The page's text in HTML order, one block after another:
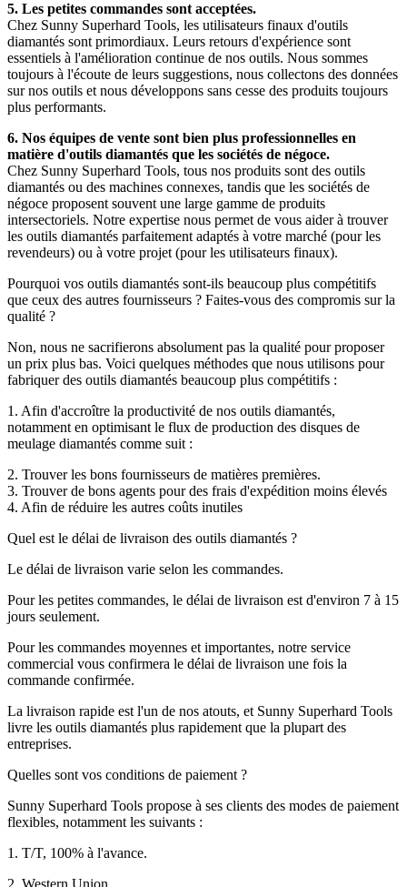
5. Les petites commandes sont acceptées.
Chez Sunny Superhard Tools, les utilisateurs finaux d'outils
diamantés sont primordiaux. Leurs retours d'expérience sont
essentiels à l'amélioration continue de nos outils. Nous sommes
toujours à l'écoute de leurs suggestions, nous collectons des données
sur nos outils et nous développons sans cesse des produits toujours
plus performants.
6. Nos équipes de vente sont bien plus professionnelles en
matière d'outils diamantés que les sociétés de négoce.
Chez Sunny Superhard Tools, tous nos produits sont des outils
diamantés ou des machines connexes, tandis que les sociétés de
négoce proposent souvent une large gamme de produits
intersectoriels. Notre expertise nous permet de vous aider à trouver
les outils diamantés parfaitement adaptés à votre marché (pour les
revendeurs) ou à votre projet (pour les utilisateurs finaux).
Pourquoi vos outils diamantés sont-ils beaucoup plus compétitifs
que ceux des autres fournisseurs ? Faites-vous des compromis sur la
qualité ?
Non, nous ne sacrifierons absolument pas la qualité pour proposer
un prix plus bas. Voici quelques méthodes que nous utilisons pour
fabriquer des outils diamantés beaucoup plus compétitifs :
1. Afin d'accroître la productivité de nos outils diamantés,
notamment en optimisant le flux de production des disques de
meulage diamantés comme suit :
2. Trouver les bons fournisseurs de matières premières.
3. Trouver de bons agents pour des frais d'expédition moins élevés
4. Afin de réduire les autres coûts inutiles
Quel est le délai de livraison des outils diamantés ?
Le délai de livraison varie selon les commandes.
Pour les petites commandes, le délai de livraison est d'environ 7 à 15
jours seulement.
Pour les commandes moyennes et importantes, notre service
commercial vous confirmera le délai de livraison une fois la
commande confirmée.
La livraison rapide est l'un de nos atouts, et Sunny Superhard Tools
livre les outils diamantés plus rapidement que la plupart des
entreprises.
Quelles sont vos conditions de paiement ?
Sunny Superhard Tools propose à ses clients des modes de paiement
flexibles, notamment les suivants :
1. T/T, 100% à l'avance.